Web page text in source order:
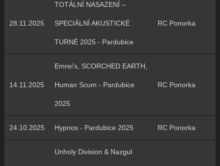
28.11.2025
TOTÁLNÍ NASAZENÍ –
SPECIÁLNÍ AKUSTICKÉ
TURNÉ 2025 - Pardubice
RC Ponorka
14.11.2025
Emrei's, SCORCHED EARTH,
Human Scum - Pardubice
2025
RC Ponorka
24.10.2025 Hypnos - Pardubice 2025 RC Ponorka
Unholy Division & Nazgul